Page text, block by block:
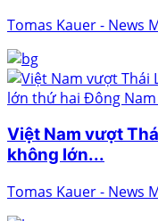
Tomas Kauer - News
Việt Nam vượt
không lớn...
Tomas Kauer - News